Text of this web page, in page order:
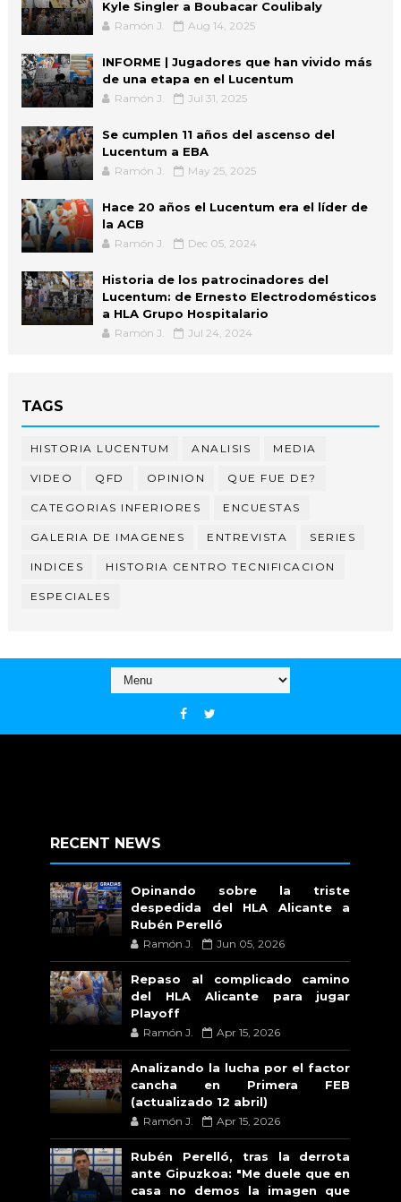
Kyle Singler a Boubacar Coulibaly
Ramón J. Aug 14, 2025
INFORME | Jugadores que han vivido más
de una etapa en el Lucentum
Ramón J. Jul 31, 2025
Se cumplen 11 años del ascenso del
Lucentum a EBA
Ramón J. May 25, 2025
Hace 20 años el Lucentum era el líder de
la ACB
Ramón J. Dec 05, 2024
Historia de los patrocinadores del
Lucentum: de Ernesto Electrodomésticos
a HLA Grupo Hospitalario
Ramón J. Jul 24, 2024
TAGS
HISTORIA LUCENTUM ANALISIS MEDIA
VIDEO QFD OPINION QUE FUE DE?
CATEGORIAS INFERIORES ENCUESTAS
GALERIA DE IMAGENES ENTREVISTA SERIES
INDICES HISTORIA CENTRO TECNIFICACION
ESPECIALES
RECENT NEWS
Opinando sobre la triste
despedida del HLA Alicante a
Rubén Perelló
Ramón J. Jun 05, 2026
Repaso al complicado camino
del HLA Alicante para jugar
Playoff
Ramón J. Apr 15, 2026
Analizando la lucha por el factor
cancha en Primera FEB
(actualizado 12 abril)
Ramón J. Apr 15, 2026
Rubén Perelló, tras la derrota
ante Gipuzkoa: "Me duele que en
casa no demos la imagen que